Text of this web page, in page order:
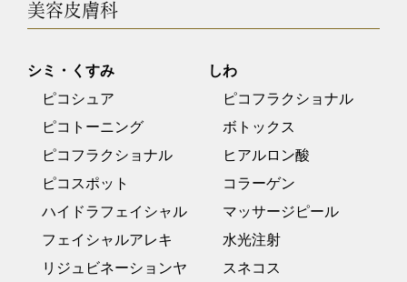
美容皮膚科
シミ・くすみ
ピコシュア
ピコトーニング
ピコフラクショナル
ピコスポット
ハイドラフェイシャル
フェイシャルアレキ
リジュビネーションヤ
しわ
ピコフラクショナル
ボトックス
ヒアルロン酸
コラーゲン
マッサージピール
水光注射
スネコス